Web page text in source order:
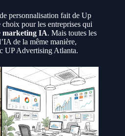
personnalisation fait de Up
pour les entreprises qui
marketing IA. Mais toutes les
de la même manière,
UP Advertising Atlanta.